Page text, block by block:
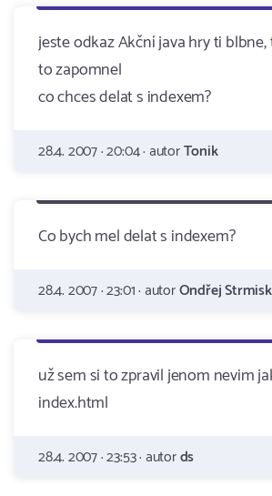
jeste odkaz Akční java hry ti
to zapomnel
co chces delat s indexem?
28.4. 2007 · 20:04 · autorTonik
Co bych mel delat s indexem?
28.4. 2007 · 23:01 · autorOndřej
už sem si to zpravil jenom nevim
index.html
28.4. 2007 · 23:53 · autords